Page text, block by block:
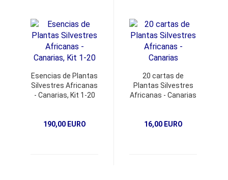
Esencias de Plantas
Silvestres Africanas
- Canarias, Kit 1-20
190,00 EURO
20 cartas de
Plantas Silvestres
Africanas - Canarias
16,00 EURO